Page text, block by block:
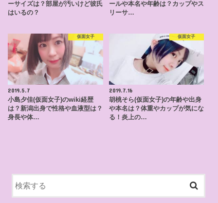
ーサイズは？部屋が汚いけど彼氏
はいるの？
ールや本名や年齢は？カップやス
リーサ…
仮面女子
2019.5.7
小島夕佳(仮面女子)のwiki経歴
は？新潟出身で性格や血液型は？
身長や体…
仮面女子
2019.7.16
胡桃そら(仮面女子)の年齢や出身
や本名は？体重やカップが気にな
る！炎上の…